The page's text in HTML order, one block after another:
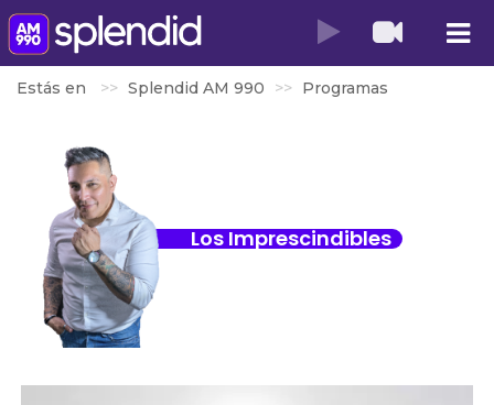
Estás en Splendid AM 990 Programas
Los Imprescindibles